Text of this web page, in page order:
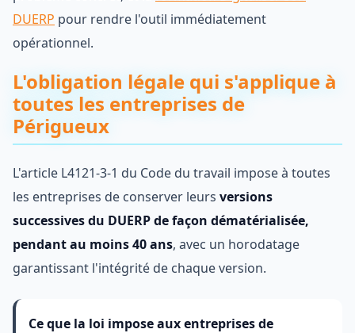
DUERP pour rendre l'outil immédiatement
opérationnel.
L'obligation légale qui s'applique à
toutes les entreprises de
Périgueux
L'article L4121-3-1 du Code du travail impose à toutes
les entreprises de conserver leurs versions
successives du DUERP de façon dématérialisée,
pendant au moins 40 ans, avec un horodatage
garantissant l'intégrité de chaque version.
Ce que la loi impose aux entreprises de